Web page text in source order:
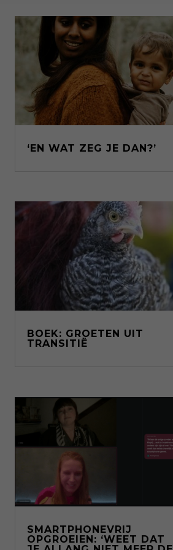
‘EN WAT ZEG JE DAN?’
BOEK: GROETEN UIT
TRANSITIË
SMARTPHONEVRIJ
OPGROEIEN: ‘WEET DAT